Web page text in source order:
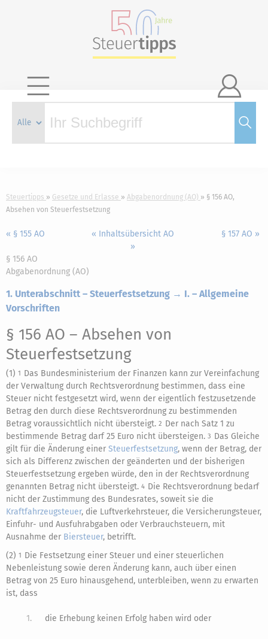

Steuertipps Gesetze und Erlasse Abgabenordnung (AO)
§ 156 AO,
Absehen von Steuerfestsetzung
« § 155 AO
« Inhaltsübersicht AO
»
§ 157 AO »
§ 156 AO
Abgabenordnung (AO)
1. Unterabschnitt – Steuerfestsetzung → I. – Allgemeine
Vorschriften
§ 156 AO – Absehen von
Steuerfestsetzung
(1) 1 Das Bundesministerium der Finanzen kann zur Vereinfachung
der Verwaltung durch Rechtsverordnung bestimmen, dass eine
Steuer nicht festgesetzt wird, wenn der eigentlich festzusetzende
Betrag den durch diese Rechtsverordnung zu bestimmenden
Betrag voraussichtlich nicht übersteigt. 2 Der nach Satz 1 zu
bestimmende Betrag darf 25 Euro nicht übersteigen. 3 Das Gleiche
gilt für die Änderung einer Steuerfestsetzung, wenn der Betrag, der
sich als Differenz zwischen der geänderten und der bisherigen
Steuerfestsetzung ergeben würde, den in der Rechtsverordnung
genannten Betrag nicht übersteigt. 4 Die Rechtsverordnung bedarf
nicht der Zustimmung des Bundesrates, soweit sie die
Kraftfahrzeugsteuer, die Luftverkehrsteuer, die Versicherungsteuer,
Einfuhr- und Ausfuhrabgaben oder Verbrauchsteuern, mit
Ausnahme der Biersteuer, betrifft.
(2) 1 Die Festsetzung einer Steuer und einer steuerlichen
Nebenleistung sowie deren Änderung kann, auch über einen
Betrag von 25 Euro hinausgehend, unterbleiben, wenn zu erwarten
ist, dass
1. die Erhebung keinen Erfolg haben wird oder